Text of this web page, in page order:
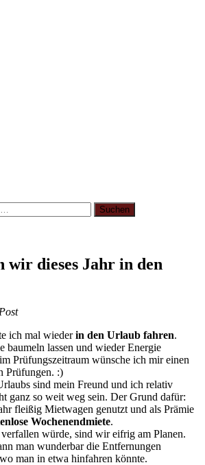
wir dieses Jahr in den
ich mal wiederin den Urlaub fahren.
baumeln lassen und wieder Energie
Prüfungszeitraum wünsche ich mir einen
Prüfungen. :)
sind mein Freund und ich relativ
ganz so weit weg sein. Der Grund dafür:
fleißig Mietwagen genutzt und als Prämie
Wochenendmiete.
würde, sind wir eifrig am Planen.
man wunderbar die Entfernungen
man in etwa hinfahren könnte.